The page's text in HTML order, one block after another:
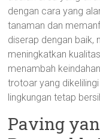
dengan cara yang
tanaman dan
diserap dengan baik,
meningkatkan
menambah
trotoar yang
lingkungan tetap
Paving